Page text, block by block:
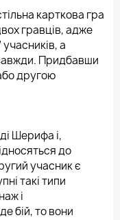
карткова гра
гравців, адже
а
Придбавши
другою
Шерифа і,
до
учасник є
такі типи
і
бій, то вони